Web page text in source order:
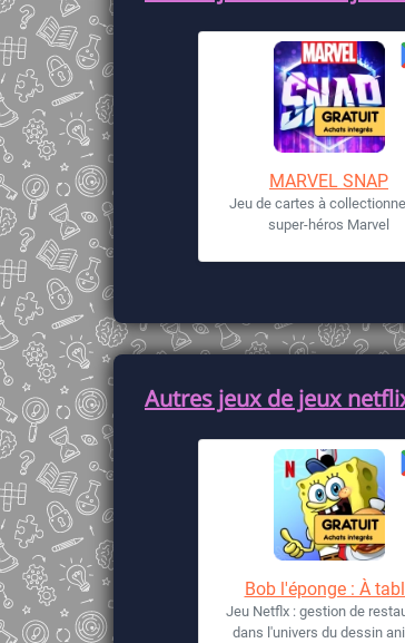
MARVEL SNAP
Jeu de cartes à
super-héros Marvel
Autres jeux de jeux
Bob l'éponge : À
Jeu Netflx : gestion de
dans l'univers du dessin